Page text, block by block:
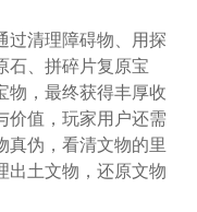
过清理障碍物、用探
石、拼碎片复原宝
物，最终获得丰厚收
价值，玩家用户还需
真伪，看清文物的里
出土文物，还原文物